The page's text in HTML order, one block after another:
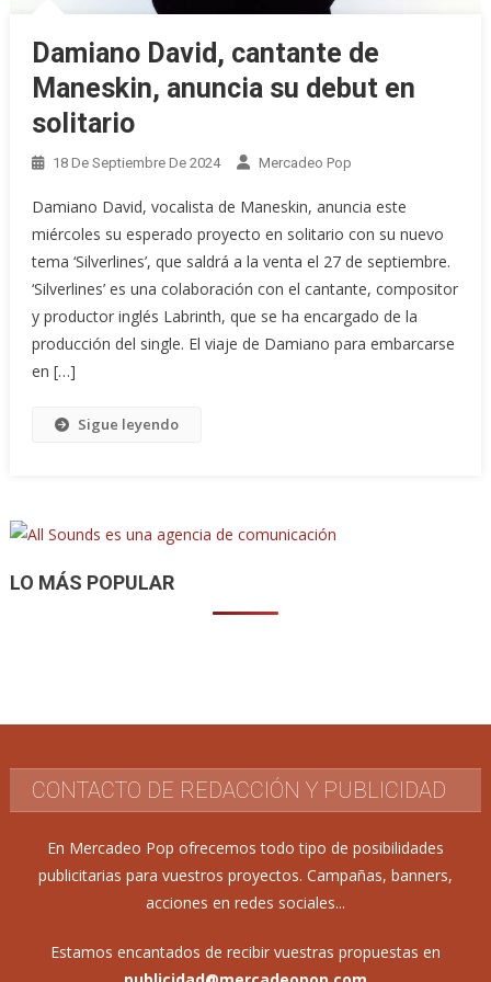
Damiano David, cantante de
Maneskin, anuncia su debut en
solitario
18 De Septiembre De 2024 Mercadeo Pop
Damiano David, vocalista de Maneskin, anuncia este
miércoles su esperado proyecto en solitario con su nuevo
tema ‘Silverlines’, que saldrá a la venta el 27 de septiembre.
‘Silverlines’ es una colaboración con el cantante, compositor
y productor inglés Labrinth, que se ha encargado de la
producción del single. El viaje de Damiano para embarcarse
en […]
Sigue leyendo
LO MÁS POPULAR
CONTACTO DE REDACCIÓN Y PUBLICIDAD
En Mercadeo Pop ofrecemos todo tipo de posibilidades
publicitarias para vuestros proyectos. Campañas, banners,
acciones en redes sociales...
Estamos encantados de recibir vuestras propuestas en